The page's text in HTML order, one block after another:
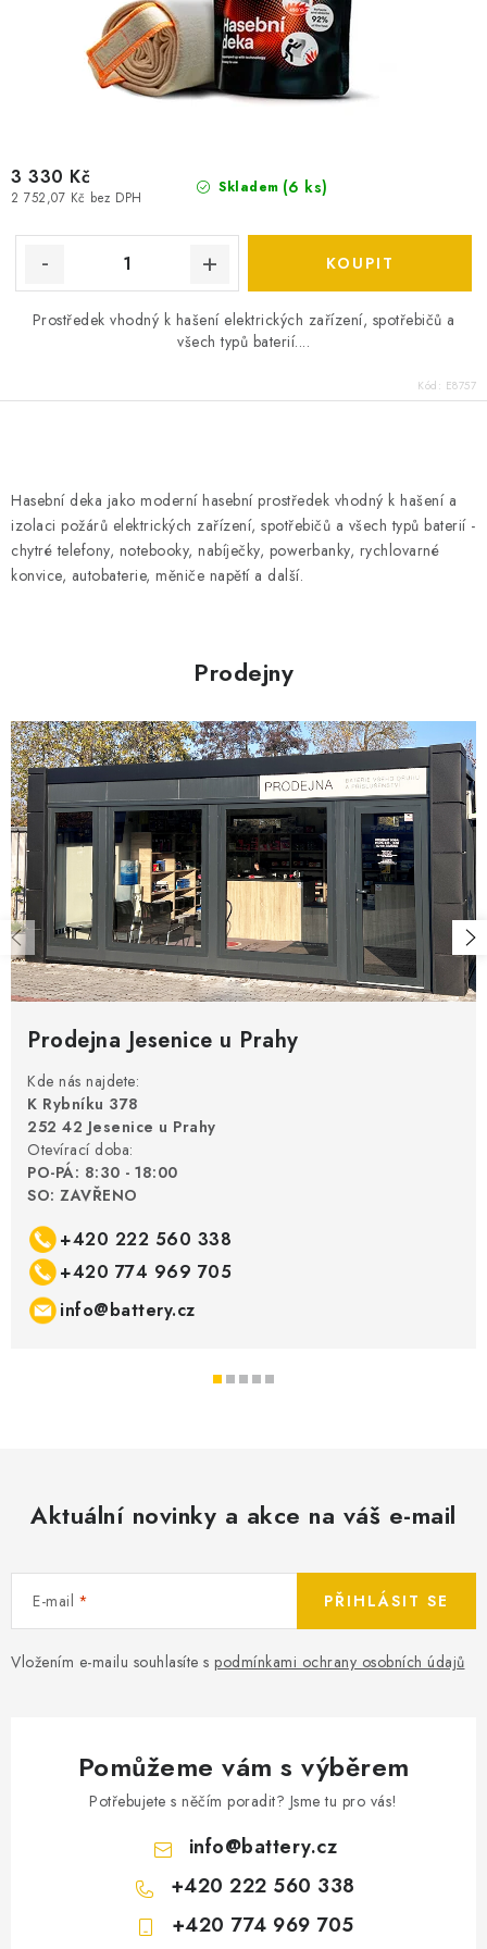
SPOTŘEBNÍ BATERIE
PŘÍSLUŠENSTVÍ
KONTAKTY
POŠTOVNÉ A DOPRAVA
KONFIGURÁTOR AUTOBATERIÍ
O NÁS
VÝMĚNA AUTOBATERIE
OBCHODNÍ PODMÍNKY
JAK NA TO S BATTERY.CZ
ČASTO KLADENÉ OTÁZKY, FAQ
ZPĚTNÝ ODBĚR ELEKTROZAŘÍZENÍ A BATERIÍ
Skladem (6 ks)
2 752,07 Kč bez DPH
3 330 Kč
Prostředek vhodný k hašení elektrických zařízení, spotřebičů a
všech typů baterií....
Kód: E8757
v
l
á
d
r
v
k
y
v
ý
p
i
s
u
Hasební deka jako moderní hasební prostředek vhodný k hašení a
izolaci požárů elektrických zařízení, spotřebičů a všech typů baterií -
chytré telefony, notebooky, nabíječky, powerbanky, rychlovarné
konvice, autobaterie, měniče napětí a další.
Prodejny
Prodejna Jesenice u Prahy
Kde nás najdete:
K Rybníku 378
252 42 Jesenice u Prahy
Otevírací doba:
PO-PÁ: 8:30 - 18:00
SO: ZAVŘENO
+420 222 560 338
+420 774 969 705
info@battery.cz
Aktuální novinky a akce na váš e-mail
E-mail
Vložením e-mailu souhlasíte s podmínkami ochrany osobních údajů
PŘIHLÁSIT SE
Pomůžeme vám s výběrem
Potřebujete s něčím poradit? Jsme tu pro vás!
info@battery.cz
+420 222 560 338
+420 774 969 705